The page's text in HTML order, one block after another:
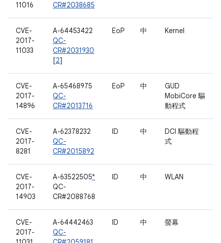
11016
CR#2038685
CVE-
2017-
11033
A-64453422
QC-
CR#2031930
[2]
EoP 中 Kernel
CVE-
2017-
14896
A-65468975
QC-
CR#2013716
EoP 中
GUD
MobiCore 驅
動程式
CVE-
2017-
8281
A-62378232
QC-
CR#2015892
ID 中
DCI 驅動程
式
CVE-
2017-
14903
A-63522505*
QC-
CR#2088768
ID 中 WLAN
CVE-
2017-
A-64442463
QC-
ID 中 螢幕